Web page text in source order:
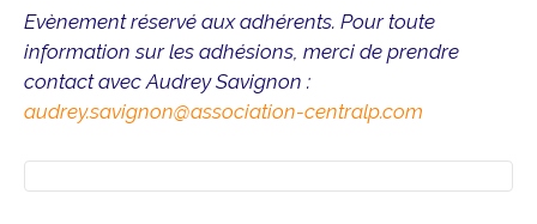
Evènement réservé aux adhérents. Pour toute
information sur les adhésions, merci de prendre
contact avec Audrey Savignon :
audrey.savignon@association-centralp.com